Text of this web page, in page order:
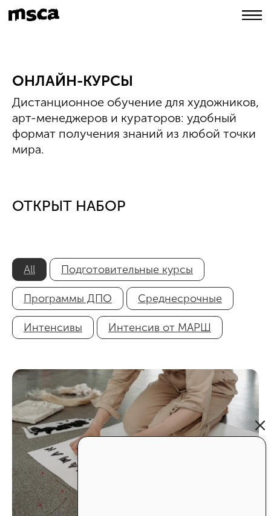
ОНЛАЙН-КУРСЫ
Дистанционное обучение для художников,
арт-менеджеров и кураторов: удобный
формат получения знаний из любой точки
мира.
ОТКРЫТ НАБОР
All Подготовительные курсы
Программы ДПО Среднесрочные
Интенсивы Интенсив от МАРШ